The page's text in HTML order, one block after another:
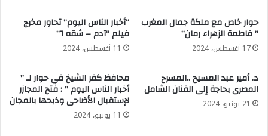
حوار خاص مع ملكة جمال المغرب
” فاطمة الزهراء رمان”
17 أغسطس، 2024
“أخبار الناس اليوم” تحاور مخرج
فيلم “آدم – شقه ٦”
11 أغسطس، 2024
د. أمير عبد المسيح ..المسرح
المصرى بحاجة إلى الفنان الشامل
21 يونيو، 2024
محافظ كفر الشيخ في حوار لـ ”
أخبار الناس اليوم ” : فتح المجازر
لإستقبال الأضاحى وذبحها بالمجان
11 يونيو، 2024